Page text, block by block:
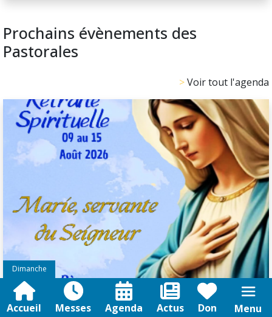
Accueil Messes Agenda Actus Don Menu
Prochains évènements des
Pastorales
Voir tout l'agenda
Dimanche
09/08